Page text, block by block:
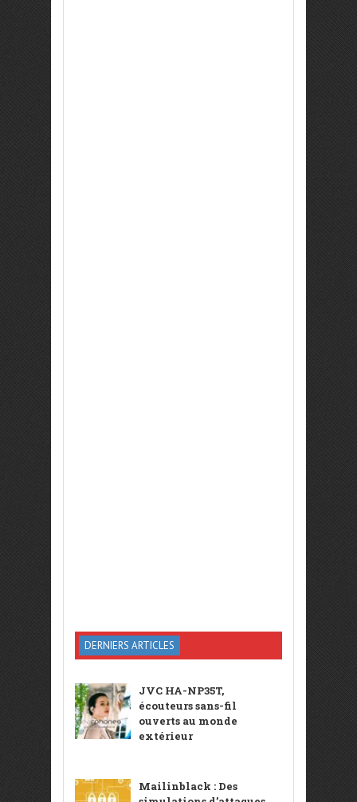
DERNIERS ARTICLES
JVC HA-NP35T,
écouteurs sans-fil
ouverts au monde
extérieur
Mailinblack : Des